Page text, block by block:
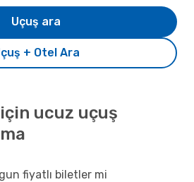
+ Otel Ara
Uçuş ara
ucuz uçuş
fiyatlı biletler mi